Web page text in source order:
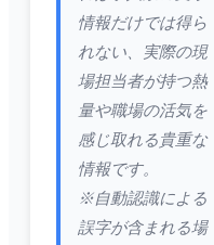
情報だけでは得ら
れない、実際の現
場担当者が持つ熱
量や職場の活気を
感じ取れる貴重な
情報です。
※自動認識による
誤字が含まれる場